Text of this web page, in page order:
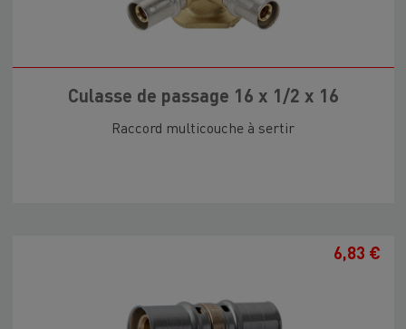
Culasse de passage 16 x 1/2 x 16
Raccord multicouche à sertir
6,83 €